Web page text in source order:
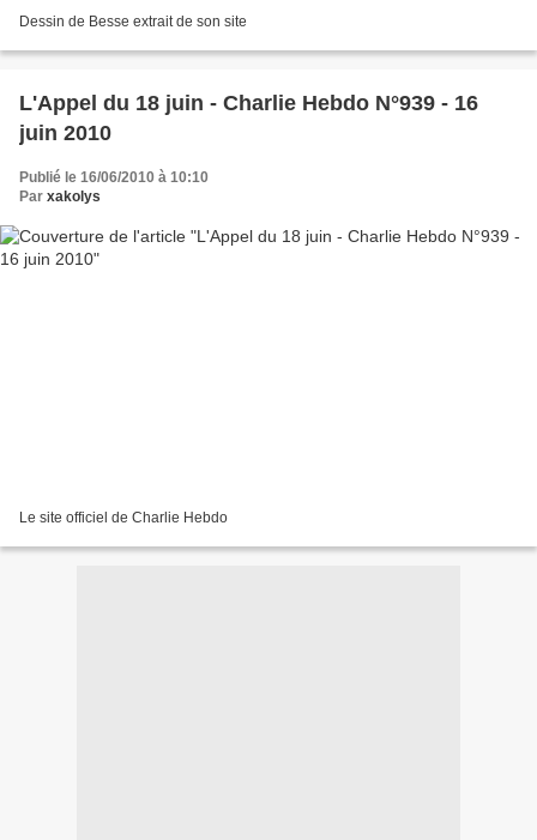
Dessin de Besse extrait de son site
L'Appel du 18 juin - Charlie Hebdo N°939 - 16
juin 2010
Publié le 16/06/2010 à 10:10
Par xakolys
Le site officiel de Charlie Hebdo